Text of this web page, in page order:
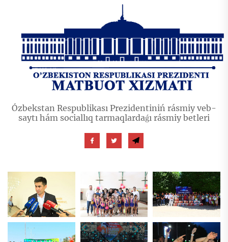
Ózbekstan Respublikası Prezidentiniń rásmiy veb-
saytı hám sociallıq tarmaqlardaǵı rásmiy betleri